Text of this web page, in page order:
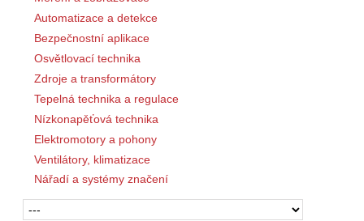
Automatizace a detekce
Bezpečnostní aplikace
Osvětlovací technika
Zdroje a transformátory
Tepelná technika a regulace
Nízkonapěťová technika
Elektromotory a pohony
Ventilátory, klimatizace
Nářadí a systémy značení